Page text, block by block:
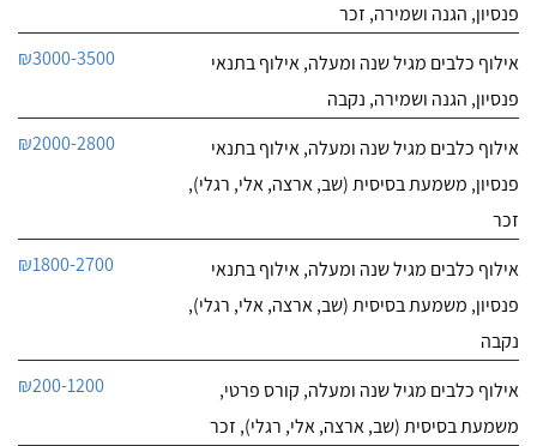
הלב, בכל הפעמים ששמתי
הייתי מאוד מרוצה, ליאור
הבעלים מצליח להעניק
לכלבים שהות נעימה בזמן
שהייתם בפנסיון, ניתן
בחום!
חייג עכשיו
פנסיון, הגנה ושמירה, זכר
אילוף כלבים מגיל שנה ומעלה, אילוף בתנאי
פנסיון, הגנה ושמירה, נקבה
₪3000-3500
אילוף כלבים מגיל שנה ומעלה, אילוף בתנאי
פנסיון, משמעת בסיסית (שב, ארצה, אלי, רגלי),
זכר
₪2000-2800
אילוף כלבים מגיל שנה ומעלה, אילוף בתנאי
פנסיון, משמעת בסיסית (שב, ארצה, אלי, רגלי),
נקבה
₪1800-2700
אילוף כלבים מגיל שנה ומעלה, קורס פרטי,
משמעת בסיסית (שב, ארצה, אלי, רגלי), זכר
₪200-1200